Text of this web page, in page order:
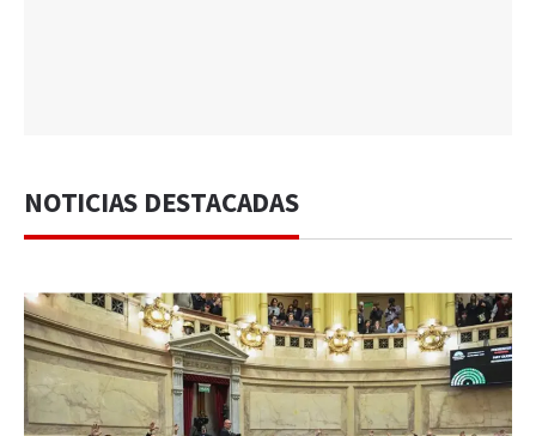
NOTICIAS DESTACADAS